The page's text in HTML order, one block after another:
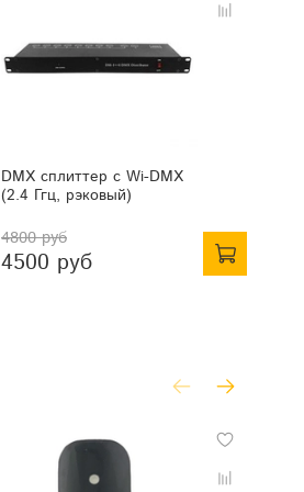
DMX сплиттер с Wi-DMX
(2.4 Ггц, рэковый)
4800 руб
4500 руб